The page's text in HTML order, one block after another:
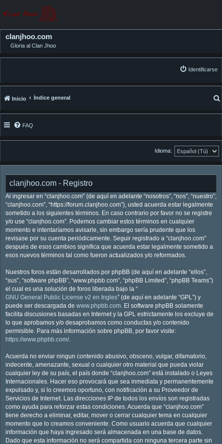
clanjhoo.com
Gloria al Clan Jhoo
Identificarse
Inicio Índice general
FAQ
Idioma:
clanjhoo.com - Registro
Al ingresar en “clanjhoo.com” (de aquí en adelante “nosotros”, “nos”, “nuestro”,
“clanjhoo.com”, “https://forum.clanjhoo.com”), usted acuerda estar legalmente
sometido a los siguientes términos. En caso contrario por favor no se registre
y/o use “clanjhoo.com”. Podemos cambiar estos términos en cualquier
momento e intentaríamos avisarle, sin embargo sería prudente que los
revisase por su cuenta periódicamente. Seguir registrado a “clanjhoo.com”
después de esos cambios significa que acuerda estar legalmente sometido a
esos nuevos términos tal como fueron actualizados y/o reformados.
Nuestros foros están desarrollados por phpBB (de aquí en adelante “ellos”,
“sus”, “software phpBB”, “www.phpbb.com”, “phpBB Limited”, “phpBB Teams”)
el cual es una solución de foros liberada bajo la “
GNU General Public License v2 en Ingles” (de aquí en adelante “GPL”) y
puede ser descargada de www.phpbb.com. El software phpBB solamente
facilita discusiones basadas en Internet y la GPL estrictamente los excluye de
lo que aprobamos y/o desaprobamos como conductas y/o contenido
permisible. Para más información sobre phpBB, por favor visite:
https://www.phpbb.com/.
Acuerda no enviar ningun contenido abusivo, obsceno, vulgar, difamatorio,
indecente, amenazante, sexual o cualquier otro material que pueda violar
cualquier ley de su país, el país donde “clanjhoo.com” está instalado o Leyes
Internacionales. Hacer eso provocará que sea inmediata y permanentemente
expulsado y, si lo creemos oportuno, con notificación a su Proveedor de
Servicios de Internet. Las direcciones IP de todos los envíos son registradas
como ayuda para reforzar estas condiciones. Acuerda que “clanjhoo.com”
tiene derecho a eliminar, editar, mover o cerrar cualquier tema en cualquier
momento que lo creamos conveniente. Como usuario acuerda que cualquier
información que haya ingresado será almacenada en una base de datos.
Dado que esta información no será compartida con ninguna tercera parte sin